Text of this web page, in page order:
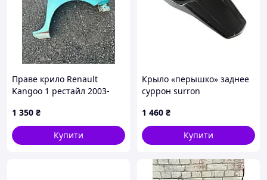
Праве крило Renault
Kangoo 1 рестайл 2003-
1 350 ₴
Купити
Крыло «перышко» заднее
суррон surron
1 460 ₴
Купити